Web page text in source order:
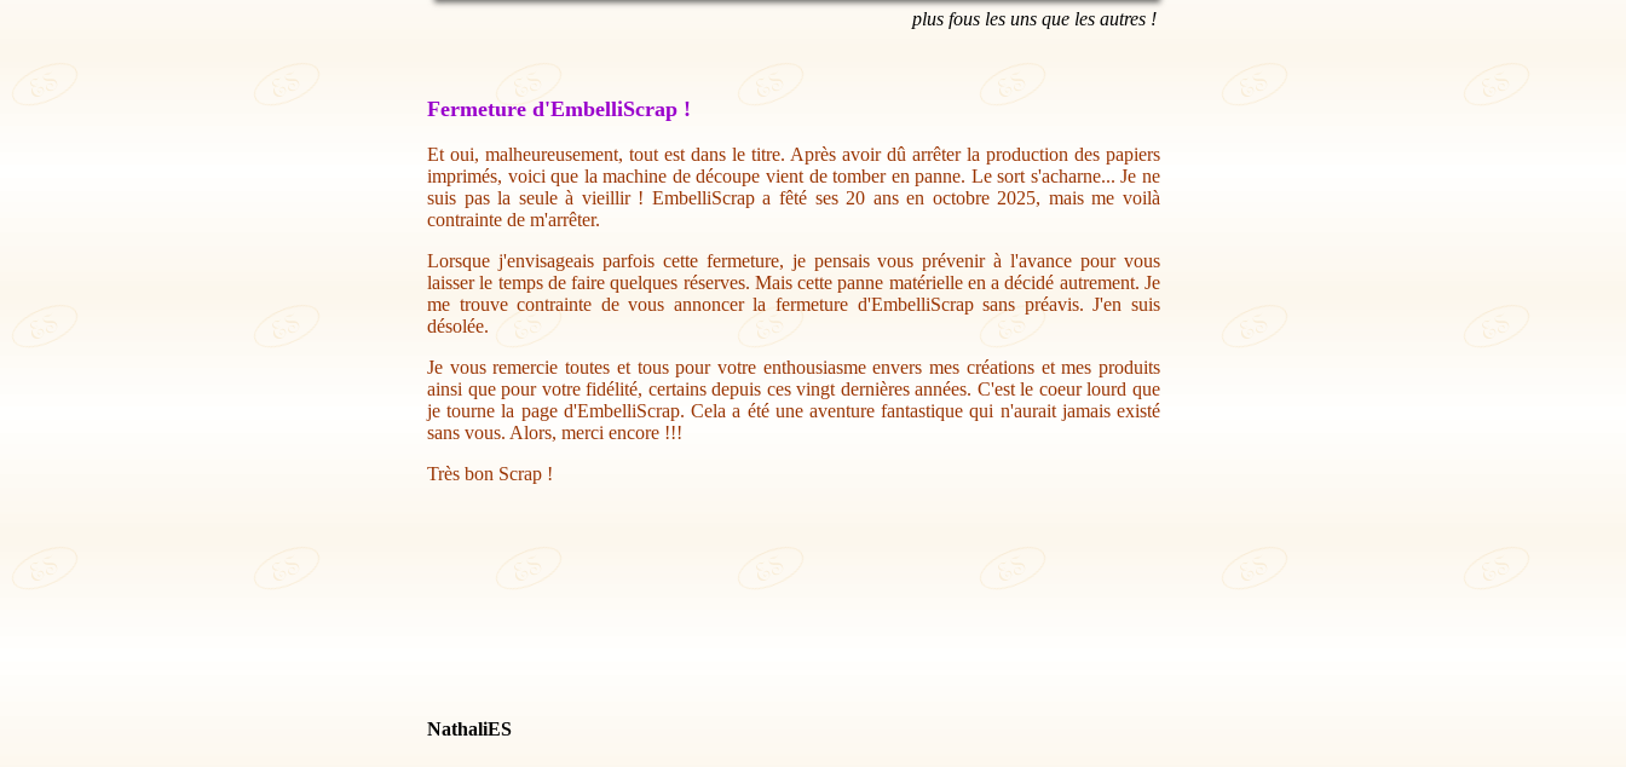
plus fous les uns que les autres !
Fermeture d'EmbelliScrap !
Et oui, malheureusement, tout est dans le titre. Après avoir dû arrêter la production des papiers
imprimés, voici que la machine de découpe vient de tomber en panne. Le sort s'acharne... Je ne
suis pas la seule à vieillir ! EmbelliScrap a fêté ses 20 ans en octobre 2025, mais me voilà
contrainte de m'arrêter.
Lorsque j'envisageais parfois cette fermeture, je pensais vous prévenir à l'avance pour vous
laisser le temps de faire quelques réserves. Mais cette panne matérielle en a décidé autrement. Je
me trouve contrainte de vous annoncer la fermeture d'EmbelliScrap sans préavis. J'en suis
désolée.
Je vous remercie toutes et tous pour votre enthousiasme envers mes créations et mes produits
ainsi que pour votre fidélité, certains depuis ces vingt dernières années. C'est le coeur lourd que
je tourne la page d'EmbelliScrap. Cela a été une aventure fantastique qui n'aurait jamais existé
sans vous. Alors, merci encore !!!
Très bon Scrap !
NathaliES